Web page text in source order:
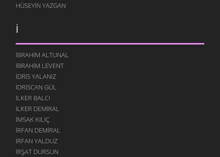
HÜSEYIN YAZGAN
İ
İBRAHIM ALTUNAL
İBRAHIM LEVENT
İDRIS YALANIZ
IDRISCAN GÜL
İLKER BALCI
İLKER DEMIRAL
İMSAK KILIÇ
İRFAN DEMIRAL
İRFAN YALDUZ
İRŞAT DURSUN